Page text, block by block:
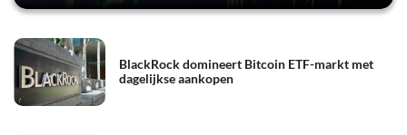
BlackRock domineert Bitcoin ETF-markt met
dagelijkse aankopen